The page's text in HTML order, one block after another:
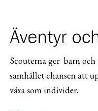
Äventyr
Scouterna ger barn
samhället chansen att
växa som individer.